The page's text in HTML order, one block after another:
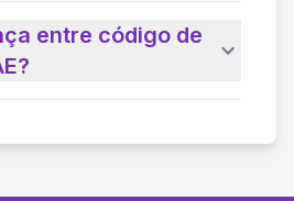
entre código de